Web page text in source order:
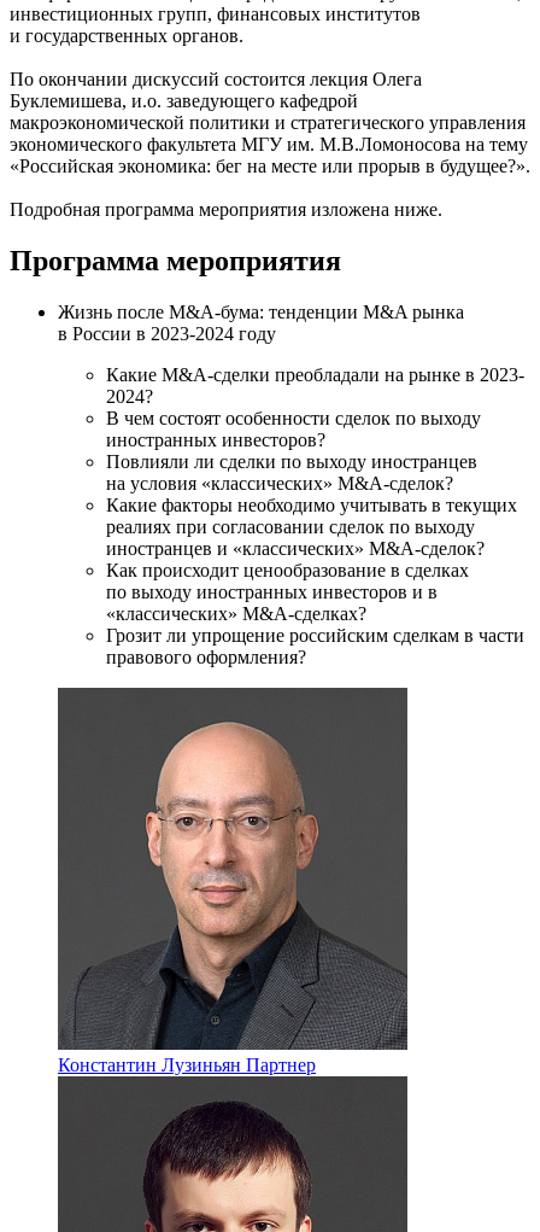
инвестиционных групп, финансовых институтов
и государственных органов.
По окончании дискуссий состоится лекция Олега
Буклемишева, и.о. заведующего кафедрой
макроэкономической политики и стратегического управления
экономического факультета МГУ им. М.В.Ломоносова на тему
«Российская экономика: бег на месте или прорыв в будущее?».
Подробная программа мероприятия изложена ниже.
Программа мероприятия
Жизнь после M&A-бума: тенденции M&A рынка
в России в 2023-2024 году
Какие M&A-сделки преобладали на рынке в 2023-
2024?
В чем состоят особенности сделок по выходу
иностранных инвесторов?
Повлияли ли сделки по выходу иностранцев
на условия «классических» M&A-сделок?
Какие факторы необходимо учитывать в текущих
реалиях при согласовании сделок по выходу
иностранцев и «классических» M&A-сделок?
Как происходит ценообразование в сделках
по выходу иностранных инвесторов и в
«классических» M&A-сделках?
Грозит ли упрощение российским сделкам в части
правового оформления?
Константин Лузиньян Партнер